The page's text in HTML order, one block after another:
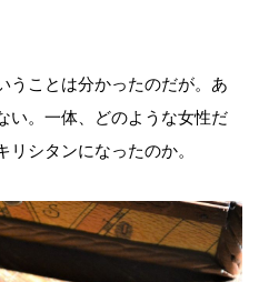
うことは分かったのだが。あ
い。一体、どのような女性だ
リシタンになったのか。